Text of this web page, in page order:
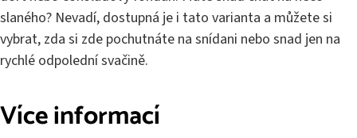
slaného? Nevadí, dostupná je i tato varianta a můžete si
vybrat, zda si zde pochutnáte na snídani nebo snad jen na
rychlé odpolední svačině.
Více informací